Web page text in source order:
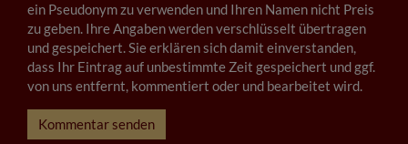
ein Pseudonym zu verwenden und Ihren Namen nicht Preis
zu geben. Ihre Angaben werden verschlüsselt übertragen
und gespeichert. Sie erklären sich damit einverstanden,
dass Ihr Eintrag auf unbestimmte Zeit gespeichert und ggf.
von uns entfernt, kommentiert oder und bearbeitet wird.
Kommentar senden